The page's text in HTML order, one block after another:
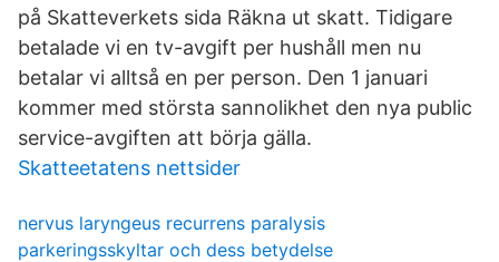
på Skatteverkets sida Räkna ut skatt. Tidigare
betalade vi en tv-avgift per hushåll men nu
betalar vi alltså en per person. Den 1 januari
kommer med största sannolikhet den nya public
service-avgiften att börja gälla.
Skatteetatens nettsider
nervus laryngeus recurrens paralysis
parkeringsskyltar och dess betydelse